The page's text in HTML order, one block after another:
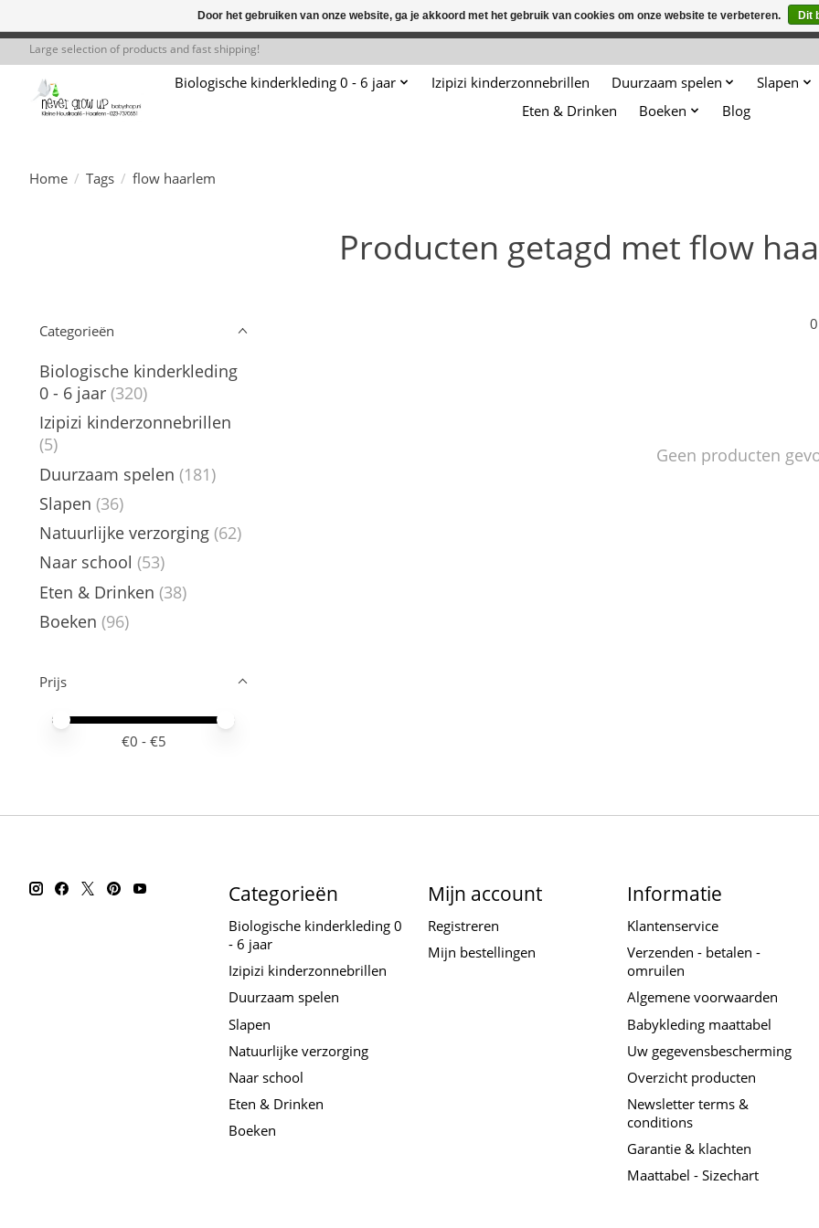
Large selection of products and fast shipping!
Biologische kinderkleding 0 - 6 jaar Izipizi kinderzonnebrillen Duurzaam spelen Slapen
Eten & Drinken
Boeken Blog
Home / Tags / flow haarlem
Producten getagd met flow
Categorieën
Biologische kinderkleding
0 - 6 jaar (320)
Izipizi kinderzonnebrillen
(5)
Duurzaam spelen (181)
Slapen (36)
Natuurlijke verzorging (62)
Naar school (53)
Eten & Drinken (38)
Boeken (96)
Prijs
Minimale prijswaarde
Price maximum value
€0 - €5
Geen producten
Categorieën
Biologische kinderkleding 0
- 6 jaar
Izipizi kinderzonnebrillen
Duurzaam spelen
Slapen
Natuurlijke verzorging
Naar school
Eten & Drinken
Boeken
Mijn account
Registreren
Mijn bestellingen
Informatie
Klantenservice
Verzenden - betalen -
omruilen
Algemene voorwaarden
Babykleding maattabel
Uw gegevensbescherming
Overzicht producten
Newsletter terms &
conditions
Garantie & klachten
Maattabel - Sizechart
Door het gebruiken van onze website, ga je akkoord met het gebruik van cookies om onze website te verbeteren. Dit
← Keer terug naar de backofficeDeze winkel is in aanbouw. Eventueel geplaatste orders zullen niet